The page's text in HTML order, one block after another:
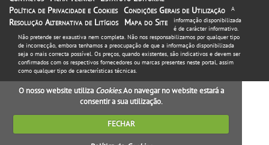
Política de Privacidade e Cookies Condições Gerais de Utilização
Resolução Alternativa de Litígios
Mapa do Site
A
informação disponibilizada
é de carácter informativo.
Não pretende ser exaustiva nem completa. Não nos responsabilizamos por qualquer tipo
de incorrecção, embora tenhamos a preocupação de que a informação disponibilizada
seja o mais correcta possível. Os preços, quando existentes, são indicativos e devem ser
confirmados com os respectivos fornecedores ou marcas presentes neste portal, assim
como qualquer tipo de características técnicas.
O nosso website utiliza Cookies. Ao navegar no website estará a
consentir a sua utilização.
FECHAR